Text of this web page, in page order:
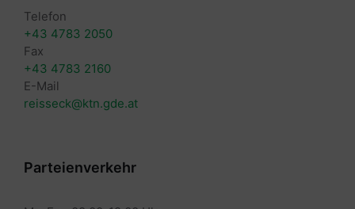
Telefon
+43 4783 2050
Fax
+43 4783 2160
E-Mail
reisseck@ktn.gde.at
Parteienverkehr